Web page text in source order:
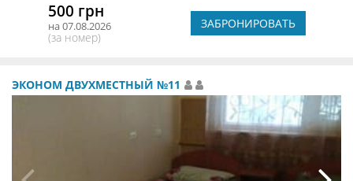
500 грн
на 07.08.2026
(за номер)
ЗАБРОНИРОВАТЬ
ЭКОНОМ ДВУХМЕСТНЫЙ №11